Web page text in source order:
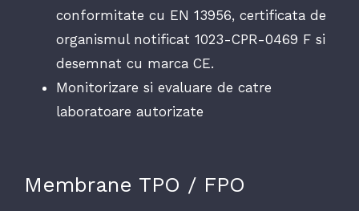
conformitate cu EN 13956, certificata de
organismul notificat 1023-CPR-0469 F si
desemnat cu marca CE.
Monitorizare si evaluare de catre
laboratoare autorizate
Membrane TPO / FPO